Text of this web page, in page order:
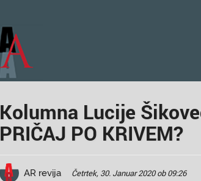
Kolumna Lucije
PRIČAJ PO KRIVEM?
AR revija Četrtek, 30. Januar 2020 ob 09:26